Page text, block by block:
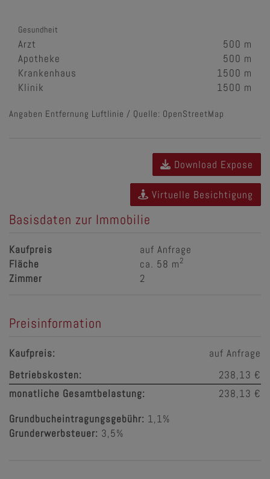
Gesundheit
Arzt
500 m
Apotheke
500 m
Krankenhaus
1500 m
Klinik
1500 m
Angaben Entfernung Luftlinie / Quelle: OpenStreetMap
Download Expose
Virtuelle Besichtigung
Basisdaten zur Immobilie
Kaufpreis
auf Anfrage
Fläche
ca. 58 m2
Zimmer 2
Preisinformation
Kaufpreis:
auf Anfrage
Betriebskosten:
238,13 €
monatliche Gesamtbelastung:
238,13 €
Grundbucheintragungsgebühr: 1,1%
Grunderwerbsteuer: 3,5%